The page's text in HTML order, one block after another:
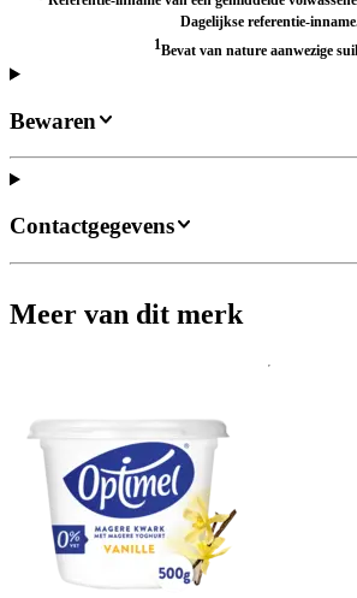
Dagelijkse referentie-
1Bevat van nature aanwezige
Bewaren
Contactgegevens
Meer van dit merk